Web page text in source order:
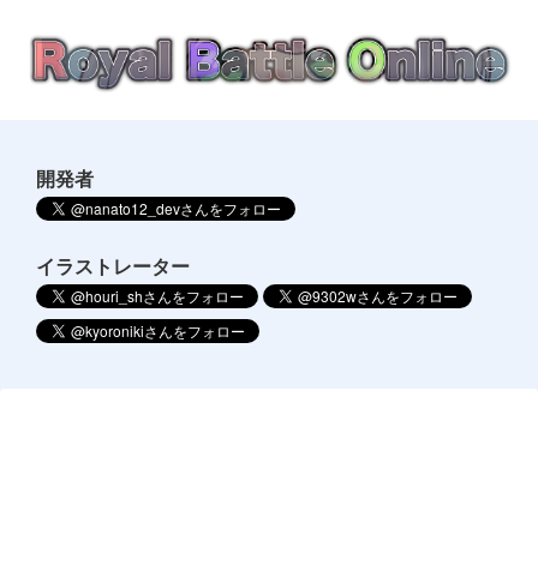
開発者
イラストレーター